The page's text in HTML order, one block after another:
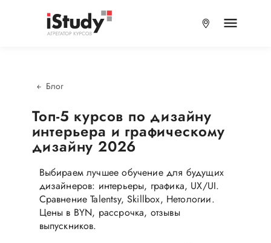
Блог
Топ-5 курсов по дизайну
интерьера и графическому
дизайну 2026
Выбираем лучшее обучение для будущих
дизайнеров: интерьеры, графика, UX/UI.
Сравнение Talentsy, Skillbox, Нетологии.
Цены в BYN, рассрочка, отзывы
выпускников.